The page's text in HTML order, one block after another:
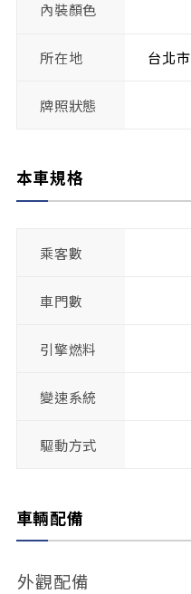
內裝顏色
所在地 台北市
牌照狀態
本車規格
乘客數
車門數
引擎燃料
變速系統
驅動方式
車輛配備
外觀配備